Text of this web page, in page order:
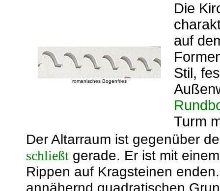
romanisches Bogenfries
Die
auf
Stil,
Turm
Der Altarraum ist gegenüber
schließtgerade. Er ist mit
Rippen auf Kragsteinen
annähernd quadratischen